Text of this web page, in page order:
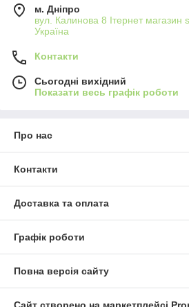
м. Дніпро
вул. Калинова 8 Ітернет магазин
Україна
Контакти
Сьогодні вихідний
Показати весь графік роботи
Про нас
Контакти
Доставка та оплата
Графік роботи
Повна версія сайту